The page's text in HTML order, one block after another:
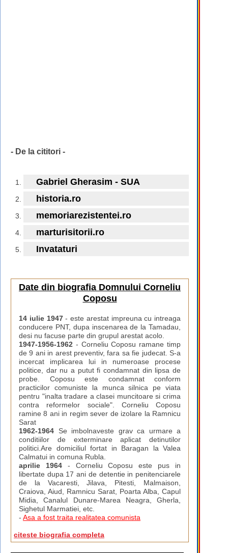
- De la cititori -
Gabriel Gherasim - SUA
historia.ro
memoriarezistentei.ro
marturisitorii.ro
Invataturi
Date din biografia Domnului Corneliu
Coposu
14 iulie 1947- este arestat impreuna cu intreaga
conducere PNT, dupa inscenarea de la Tamadau,
desi nu facuse parte din grupul arestat acolo.
1947-1956-1962 - Corneliu Coposu ramane timp
de 9 ani in arest preventiv, fara sa fie judecat. S-a
incercat implicarea lui in numeroase procese
politice, dar nu a putut fi condamnat din lipsa de
probe. Coposu este condamnat conform
practicilor comuniste la munca silnica pe viata
pentru "inalta tradare a clasei muncitoare si crima
contra reformelor sociale". Corneliu Coposu
ramine 8 ani in regim sever de izolare la Ramnicu
Sarat
1962-1964 Se imbolnaveste grav ca urmare a
conditiilor de exterminare aplicat detinutilor
politici.Are domiciliul fortat in Baragan la Valea
Calmatui in comuna Rubla.
aprilie 1964- Corneliu Coposu este pus in
libertate dupa 17 ani de detentie in penitenciarele
de la Vacaresti, Jilava, Pitesti, Malmaison,
Craiova, Aiud, Ramnicu Sarat, Poarta Alba, Capul
Midia, Canalul Dunare-Marea Neagra, Gherla,
Sighetul Marmatiei, etc.
- Asa a fost traita realitatea comunista
citeste biografia completa